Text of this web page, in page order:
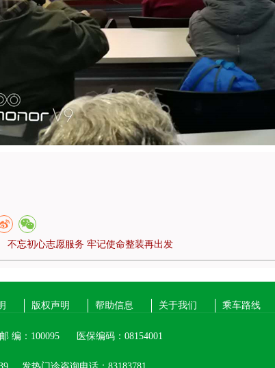
不忘初心志愿服务 牢记使命整装再出发
版权声明 帮助信息 关于我们 乘车路线
邮 编：100095 医保编码：08154001